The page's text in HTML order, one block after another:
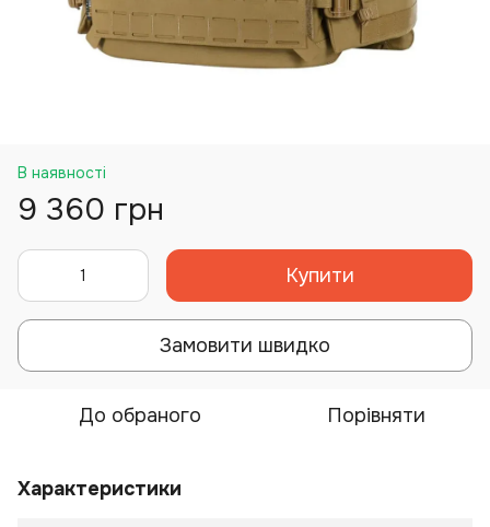
В наявності
9 360 грн
Купити
Замовити швидко
До обраного Порівняти
Характеристики